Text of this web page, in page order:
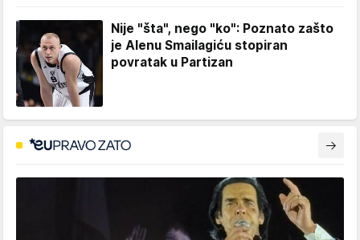
Nije "šta", nego "ko": Poznato zašto
je Alenu Smailagiću stopiran
povratak u Partizan